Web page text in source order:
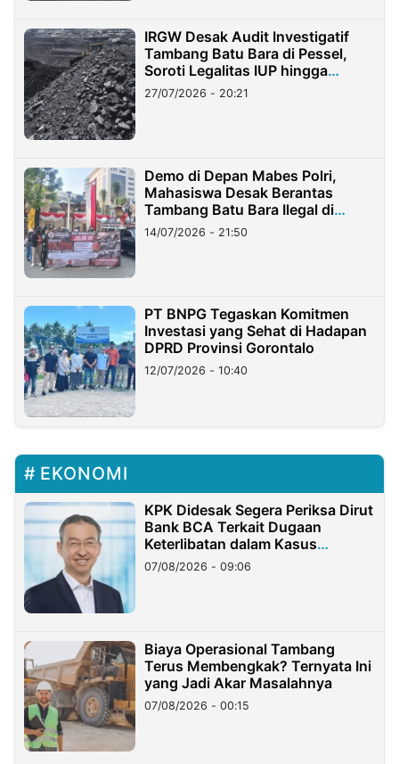
IRGW Desak Audit Investigatif
Tambang Batu Bara di Pessel,
Soroti Legalitas IUP hingga
Stockpile
27/07/2026 - 20:21
Demo di Depan Mabes Polri,
Mahasiswa Desak Berantas
Tambang Batu Bara Ilegal di
Lampung
14/07/2026 - 21:50
PT BNPG Tegaskan Komitmen
Investasi yang Sehat di Hadapan
DPRD Provinsi Gorontalo
12/07/2026 - 10:40
EKONOMI
KPK Didesak Segera Periksa Dirut
Bank BCA Terkait Dugaan
Keterlibatan dalam Kasus
Hilangnya Dana Nasabah Rp2,58
Miliar
07/08/2026 - 09:06
Biaya Operasional Tambang
Terus Membengkak? Ternyata Ini
yang Jadi Akar Masalahnya
07/08/2026 - 00:15